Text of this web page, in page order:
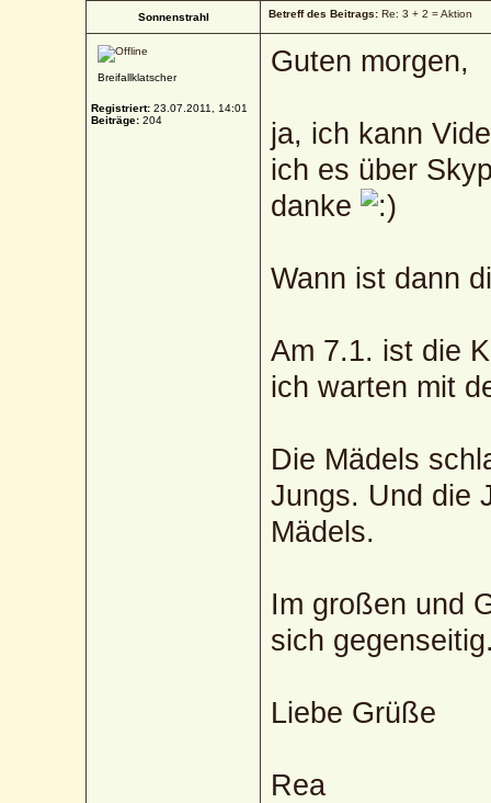
Sonnenstrahl Betreff des Beitrags: Re: 3 + 2 = Aktion
Breifallklatscher
Registriert: 23.07.2011, 14:01
Beiträge: 204
Guten morgen,
ja, ich kann
ich es über
danke
Wann ist dann
Am 7.1. ist die
ich warten mit
Die Mädels
Jungs. Und die
Mädels.
Im großen und
sich
Liebe Grüße
Rea